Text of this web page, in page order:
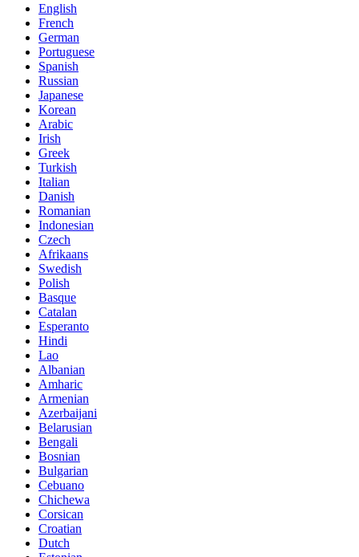
English
French
German
Portuguese
Spanish
Russian
Japanese
Korean
Arabic
Irish
Greek
Turkish
Italian
Danish
Romanian
Indonesian
Czech
Afrikaans
Swedish
Polish
Basque
Catalan
Esperanto
Hindi
Lao
Albanian
Amharic
Armenian
Azerbaijani
Belarusian
Bengali
Bosnian
Bulgarian
Cebuano
Chichewa
Corsican
Croatian
Dutch